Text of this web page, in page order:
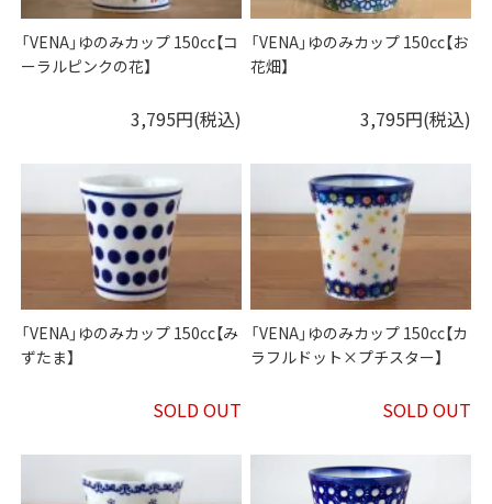
「VENA」ゆのみカップ 150cc【コ
ーラルピンクの花】
3,795円(税込)
「VENA」ゆのみカップ 150cc【お
花畑】
3,795円(税込)
「VENA」ゆのみカップ 150cc【み
ずたま】
SOLD OUT
「VENA」ゆのみカップ 150cc【カ
ラフルドット×プチスター】
SOLD OUT